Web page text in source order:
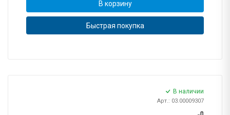
В корзину
Быстрая покупка
В наличии
Арт.: 03.00009307